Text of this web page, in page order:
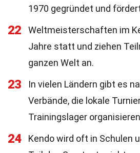
1970 gegründet und
22
Weltmeisterschaften im
Jahre statt und ziehen
ganzen Welt an.
23
In vielen Ländern gibt es
Verbände, die lokale
Trainingslager
24
Kendo wird oft in Schulen